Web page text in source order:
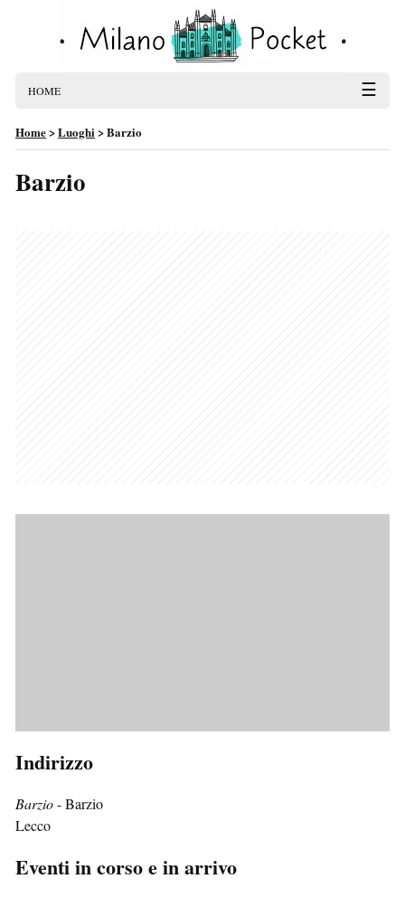
HOME ☰
Home>Luoghi>Barzio
Barzio
Indirizzo
Barzio- Barzio
Lecco
Eventi in corso e in arrivo